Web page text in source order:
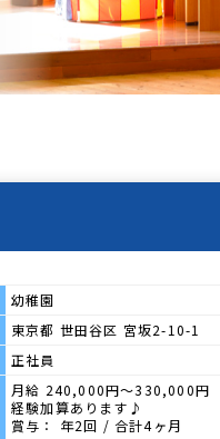
幼稚園
東京都 世田谷区 宮坂2-10-1
正社員
月給 240,000円～330,000円
経験加算あります♪
賞与： 年2回 / 合計4ヶ月